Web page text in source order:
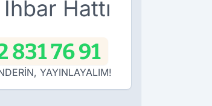
İhbar Hattı
831 76 91
YAYINLAYALIM!